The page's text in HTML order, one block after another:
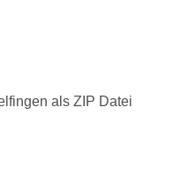
als ZIP Datei